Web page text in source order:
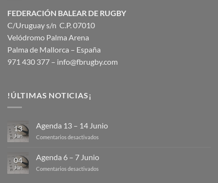
FEDERACIÓN BALEAR DE RUGBY
C/Uruguay s/n C.P. 07010
Velódromo Palma Arena
Palma de Mallorca – España
971 430 377 – info@fbrugby.com
!ÚLTIMAS NOTICIAS¡
13
Jun
Agenda 13 – 14 Junio
Comentarios desactivados
–
04
Jun
Agenda 6 – 7 Junio
Comentarios desactivados